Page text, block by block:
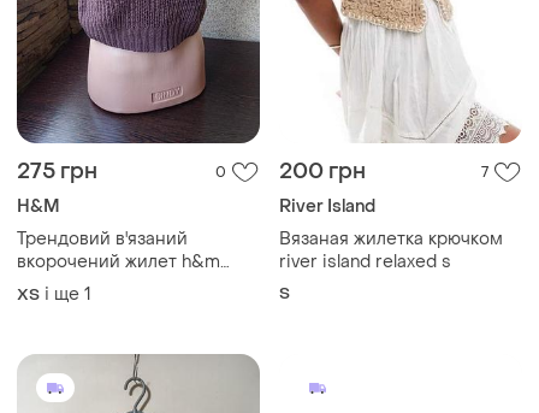
275 грн 0
H&M
Трендовий в'язаний
вкорочений жилет h&m
divided (укорочена
безрукавка топ)
ХS і ще 1
200 грн 7
River Island
Вязаная жилетка крючком
river island relaxed s
S